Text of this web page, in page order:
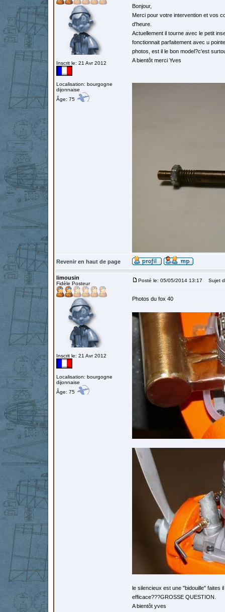
Inscrit le: 21 Avr 2012
Localisation: bourgogne
dijonnaise
Âge: 75
Bonjour,
Merci pour votre intervention et vos
d'heure.
Actuellement il tourne avec le petit
fonctionnait parfaitement avec u
photos, est il le bon model?c'est
A bientôt merci Yves
Revenir en haut de page
limousin
Fidèle Posteur
Inscrit le: 21 Avr 2012
Localisation: bourgogne
dijonnaise
Âge: 75
Posté le: 05/05/2014 13:17 Sujet
Photos du fox 40
le silencieux est une "bidouille" faites
efficace???GROSSE QUESTION.
A bientôt yves